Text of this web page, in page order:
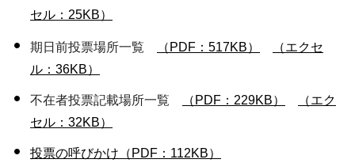
セル：25KB）
期日前投票場所一覧 （PDF：517KB）
（エクセ
ル：36KB）
不在者投票記載場所一覧 （PDF：229KB）
（エク
セル：32KB）
投票の呼びかけ（PDF：112KB）